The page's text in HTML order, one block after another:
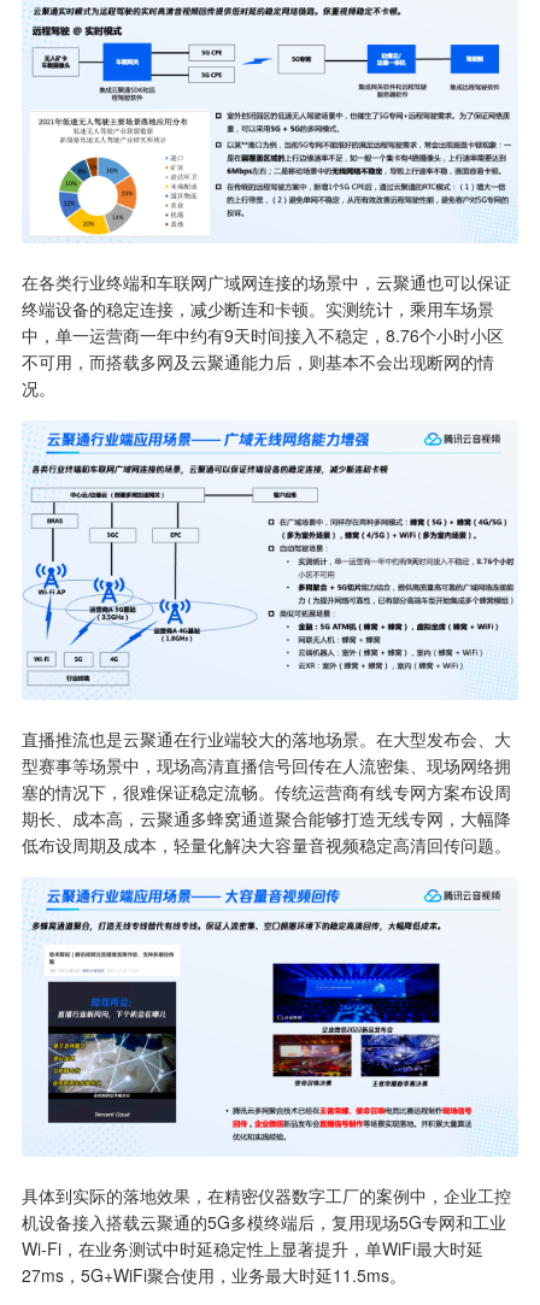
在各类行业终端和车联网广域网连接的场景中，云聚通也可以保证
终端设备的稳定连接，减少断连和卡顿。实测统计，乘用车场景
中，单一运营商一年中约有9天时间接入不稳定，8.76个小时小区
不可用，而搭载多网及云聚通能力后，则基本不会出现断网的情
况。
直播推流也是云聚通在行业端较大的落地场景。在大型发布会、大
型赛事等场景中，现场高清直播信号回传在人流密集、现场网络拥
塞的情况下，很难保证稳定流畅。传统运营商有线专网方案布设周
期长、成本高，云聚通多蜂窝通道聚合能够打造无线专网，大幅降
低布设周期及成本，轻量化解决大容量音视频稳定高清回传问题。
具体到实际的落地效果，在精密仪器数字工厂的案例中，企业工控
机设备接入搭载云聚通的5G多模终端后，复用现场5G专网和工业
Wi-Fi，在业务测试中时延稳定性上显著提升，单WiFi最大时延
27ms，5G+WiFi聚合使用，业务最大时延11.5ms。